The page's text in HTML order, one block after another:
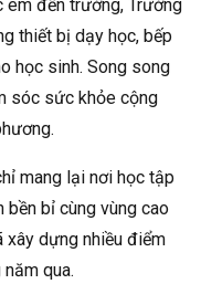
em đến trường, Trường
thiết bị dạy học, bếp
học sinh. Song song
sóc sức khỏe cộng
mang lại nơi học tập
bền bỉ cùng vùng cao
xây dựng nhiều điểm
qua.